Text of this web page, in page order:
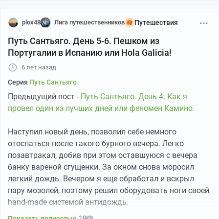
plox48 Лига путешественников Путешествия
Путь Сантьяго. День 5-6. Пешком из
Португалии в Испанию или Hola Galicia!
6 лет назад
Серия Путь Сантьяго
Предыдущий пост - Путь Сантьяго. День 4. Как я
провел один из лучших дней или феномен Камино.
Наступил новый день, позволил себе немного
отоспаться после такого бурного вечера. Легко
позавтракал, добив при этом оставшуюся с вечера
банку вареной сгущенки. За окном снова моросил
легкий дождь. Вечером я еще обработал и вскрыл
пару мозолей, поэтому решил оборудовать ноги своей
hand-made системой антидождь.